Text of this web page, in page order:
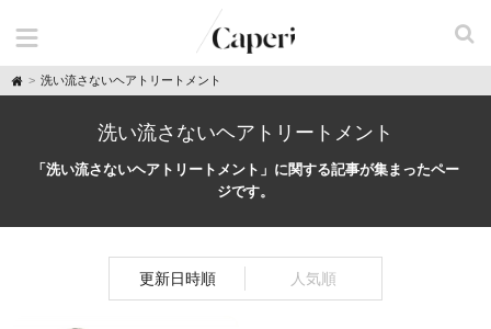
H
o
洗い流さないヘアトリートメント
洗い流さないヘアトリートメント
「洗い流さないヘアトリートメント」に関する記事が集まったペー
ジです。
更新日時順 人気順